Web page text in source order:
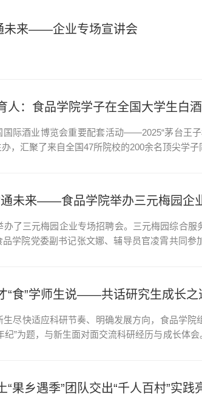
未来——企业专场宣讲会
人：食品学院学子在全国大学生白
国际酒业博览会重要配套活动——2025“茅台王
，汇聚了来自全国47所院校的200余名顶尖学
通未来——食品学院举办三元梅园企
办了三元梅园企业专场招聘会。三元梅园综合
学院党委副书记张文娜、辅导员官凌霄共同
“食”学师生说——共话研究生成长之
尽快适应科研节奏、明确发展方向，食品学院
纪”为题，与新生面对面交流科研经历与成长体
“果乡遇季”团队交出“千人百村”实践